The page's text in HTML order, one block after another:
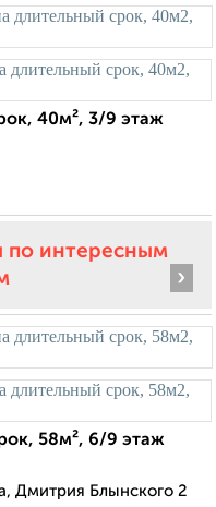
40м², 3/9 этаж
по интересным
›
58м², 6/9 этаж
Дмитрия Блынского 2